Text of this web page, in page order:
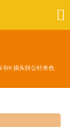

6m 插头转公针米色